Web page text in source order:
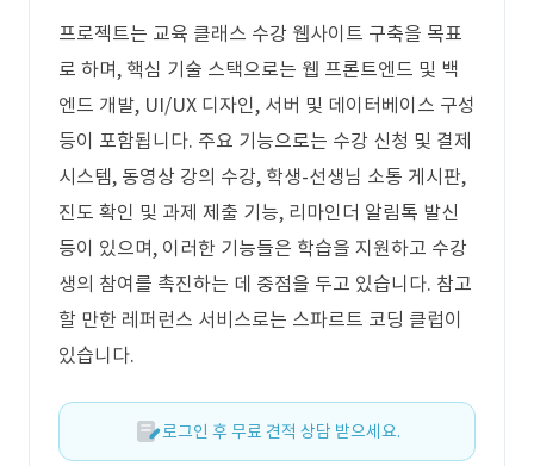
프로젝트는 교육 클래스 수강 웹사이트 구축을 목표
로 하며, 핵심 기술 스택으로는 웹 프론트엔드 및 백
엔드 개발, UI/UX 디자인, 서버 및 데이터베이스 구성
등이 포함됩니다. 주요 기능으로는 수강 신청 및 결제
시스템, 동영상 강의 수강, 학생-선생님 소통 게시판,
진도 확인 및 과제 제출 기능, 리마인더 알림톡 발신
등이 있으며, 이러한 기능들은 학습을 지원하고 수강
생의 참여를 촉진하는 데 중점을 두고 있습니다. 참고
할 만한 레퍼런스 서비스로는 스파르트 코딩 클럽이
있습니다.
로그인 후 무료 견적 상담 받으세요.